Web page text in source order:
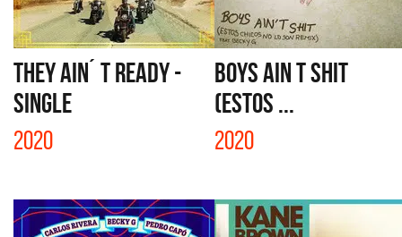
THEY AIN´ T READY -
SINGLE
2020
BOYS AIN T SHIT
(ESTOS ...
2020